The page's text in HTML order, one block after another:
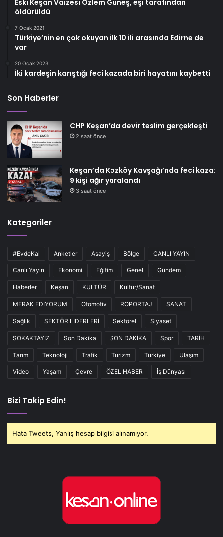
Eski Keşan Vaizesi Özlem Güneş, eşi tarafından
öldürüldü
7 Ocak 2021
Türkiye’nin en çok okuyan ilk 10 ili arasında Edirne de
var
20 Ocak 2023
İki kardeşin karıştığı feci kazada biri hayatını kaybetti
Son Haberler
CHP Keşan’da devir teslim gerçekleşti
2 saat önce
Keşan’da Kozköy Kavşağı’nda feci kaza:
9 kişi ağır yaralandı
3 saat önce
Kategoriler
#EvdeKal Anketler Asayiş Bölge CANLI YAYIN
Canlı Yayın Ekonomi Eğitim Genel Gündem
Haberler Keşan KÜLTÜR Kültür/Sanat
MERAK EDİYORUM Otomotiv RÖPORTAJ SANAT
Sağlık SEKTÖR LİDERLERİ Sektörel Siyaset
SOKAKTAYIZ Son Dakika SON DAKİKA Spor TARİH
Tarım Teknoloji Trafik Turizm Türkiye Ulaşım
Video Yaşam Çevre ÖZEL HABER İş Dünyası
Bizi Takip Edin!
Hata Tweets, Yanlış hesap bilgisi alınamıyor.